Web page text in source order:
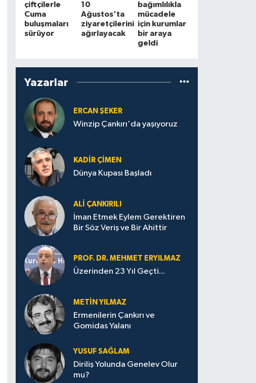
çiftçilerle
Cuma
buluşmaları
sürüyor
10
Ağustos'ta
ziyaretçilerini
ağırlayacak
bağımlılıkla
mücadele
için kurumlar
bir araya
geldi
Yazarlar
ERCAN ŞEKER
Winzip Çankırı'da yaşıyoruz
KADIR ÇIMEN
Dünya Kupası Başladı
ALI ÇANKIRILI
İman Etmek Eylem Gerektiren
Bir Söz Veriş ve Bir Ahittir
PROF. DR. MEHMET ERYILMAZ
Üzerinden 23 Yıl Geçti...
METIN YILMAZ
Ermenilerin Çankırı ve
Gomidas Yalanı
YUSUF SAĞLAM
Diriliş Yolunda Genelev Olur
mu?